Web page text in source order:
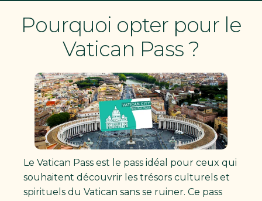
Pourquoi opter pour le
Vatican Pass ?
Le Vatican Pass est le pass idéal pour ceux qui
souhaitent découvrir les trésors culturels et
spirituels du Vatican sans se ruiner. Ce pass